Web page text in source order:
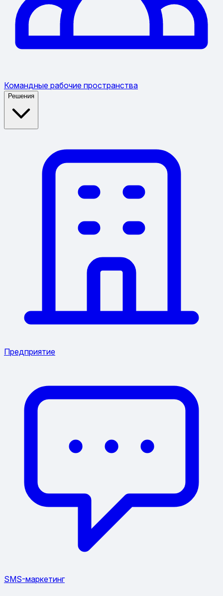
Командные рабочие пространства
Решения
Предприятие
SMS-маркетинг